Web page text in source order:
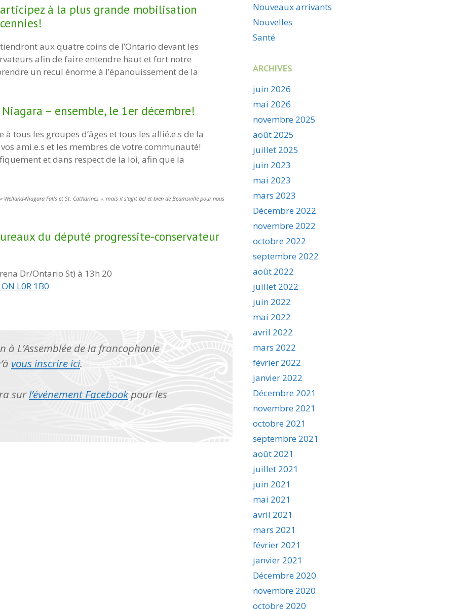
à la plus grande mobilisation
aux quatre coins de l’Ontario devant les
afin de faire entendre haut et fort notre
un recul énorme à l’épanouissement de la
– ensemble, le 1er décembre!
à tous les groupes d’âges et tous les allié.e.s de la
ami.e.s et les membres de votre communauté!
et dans respect de la loi, afin que la
Welland-Niagara Falls et St. Catharines », mais il s’agit bel et bien de Beamsville pour nous
du député progressite-conservateur
Dr/Ontario St) à 13h 20
L0R 1B0
L’Assemblée de la francophonie
vous inscrire ici.
surl’événement Facebookpour les
Nouveaux arrivants
Nouvelles
Santé
ARCHIVES
juin 2026
mai 2026
novembre 2025
août 2025
juillet 2025
juin 2023
mai 2023
mars 2023
Décembre 2022
novembre 2022
octobre 2022
septembre 2022
août 2022
juillet 2022
juin 2022
mai 2022
avril 2022
mars 2022
février 2022
janvier 2022
Décembre 2021
novembre 2021
octobre 2021
septembre 2021
août 2021
juillet 2021
juin 2021
mai 2021
avril 2021
mars 2021
février 2021
janvier 2021
Décembre 2020
novembre 2020
octobre 2020